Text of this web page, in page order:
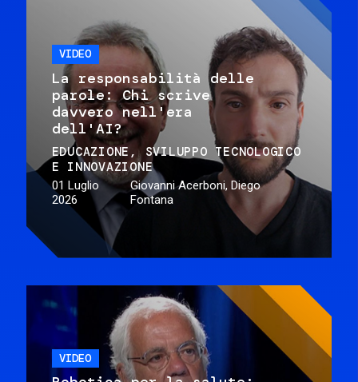
VIDEO
La responsabilità delle
parole: Chi scrive
davvero nell'era
dell'AI?
EDUCAZIONE
SVILUPPO TECNOLOGICO
E INNOVAZIONE
01 Luglio
2026
Giovanni Acerboni, Diego
Fontana
VIDEO